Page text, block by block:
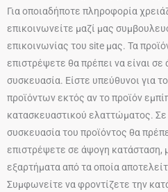
Για οποιαδήποτε πληροφορία
επικοινωνείτε μαζί μας
επικοινωνίας του site μας. Τα
επιστρέψετε θα πρέπει να είναι
συσκευασία. Είστε υπεύθυνοι για
προϊόντων εκτός αν το προϊόν
κατασκευαστικού ελαττώματος.
συσκευασία του προϊόντος θα
επιστρέψετε σε άψογη κατάσταση,
εξαρτήματα από τα οποία
Συμφωνείτε να φροντίζετε την